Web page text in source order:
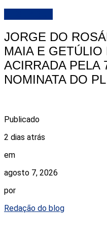
JORGE DO
MAIA E
ACIRRADA PELA
NOMINATA DO PL
Publicado
2 dias atrás
em
agosto 7, 2026
por
Redação do blog